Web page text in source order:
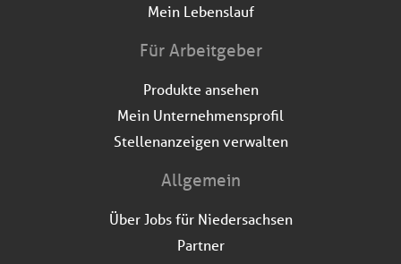
Mein Lebenslauf
Für Arbeitgeber
Produkte ansehen
Mein Unternehmensprofil
Stellenanzeigen verwalten
Allgemein
Über Jobs für Niedersachsen
Partner